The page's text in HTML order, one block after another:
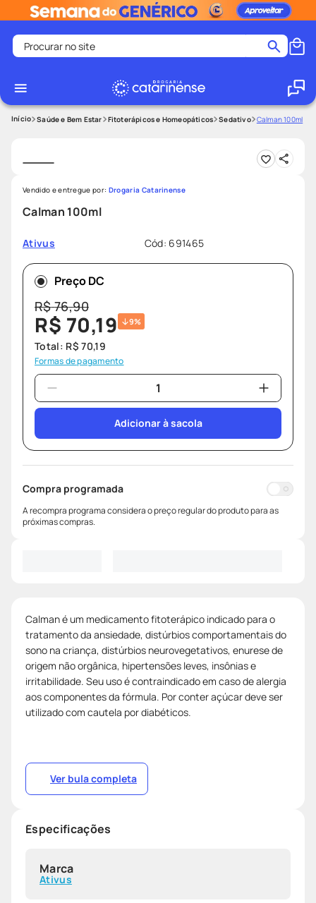
Procurar no site
1
2º
medley
4º
protetor solar facial
5º
shampoo
6º
tadalafila
9
lenço umedecido
º protetor solar
Saúde e Bem Estar Fitoterápicos e Homeopáticos Sedativo Calman 100ml
Calman 100ml
Ativus Cód: 691465
Vendido e entregue por: Drogaria Catarinense
Preço DC
R$76,90
R$ 70,19 9%
Total: R$ 70,19
Formas de pagamento
Adicionar à sacola
Compra programada
A recompra programa considera o preço regular do produto para as
próximas compras.
Calman é um medicamento fitoterápico indicado para o
tratamento da ansiedade, distúrbios comportamentais do
sono na criança, distúrbios neurovegetativos, enurese de
origem não orgânica, hipertensões leves, insônias e
irritabilidade. Seu uso é contraindicado em caso de alergia
aos componentes da fórmula. Por conter açúcar deve ser
utilizado com cautela por diabéticos.
Ver bula completa
Especificações
Marca
Ativus